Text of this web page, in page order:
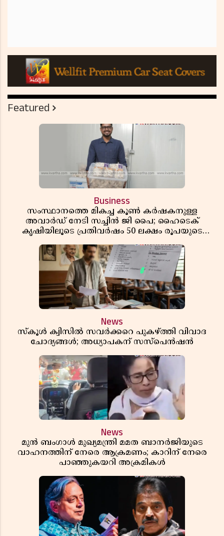
Featured
Business
സംസ്ഥാനത്തെ മികച്ച കൂൺ കർഷകനുള്ള
അവാർഡ് നേടി സച്ചിൻ ജി പൈ; ഹൈടെക്
കൃഷിയിലൂടെ പ്രതിവർഷം 50 ലക്ഷം രൂപയുടെ
News
സ്കൂൾ ക്വിസിൽ സവർക്കറെ പുകഴ്ത്തി വിവാദ
ചോദ്യങ്ങൾ; അധ്യാപകന് സസ്പെൻഷൻ
News
മുൻ ബംഗാൾ മുഖ്യമന്ത്രി മമത ബാനർജിയുടെ
വാഹനത്തിന് നേരെ ആക്രമണം; കാറിന് നേരെ
പാഞ്ഞുകയറി അക്രമികൾ